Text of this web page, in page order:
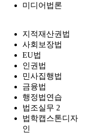
미디어법론
지적재산권법
사회보장법
EU법
인권법
민사집행법
금융법
행정법연습
법조실무 2
법학캡스톤디자
인